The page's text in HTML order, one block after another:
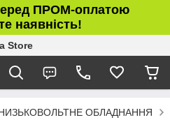
ПРОМ-оплатою
наявність!
Store
ОБЛАДНАННЯ